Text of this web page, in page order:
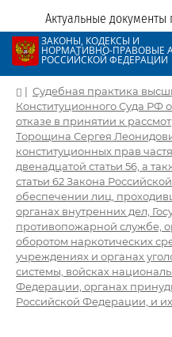
Актуальные документы
ЗАКОНЫ, КОДЕКСЫ И
НОРМАТИВНО-ПРАВОВЫЕ
РОССИЙСКОЙ ФЕДЕРАЦИИ
| Судебная практика
Конституционного Суда РФ
отказе в принятии к
Торощина Сергея
конституционных прав
двенадцатой статьи 56, а
статьи 62 Закона
обеспечении лиц,
органах внутренних дел,
противопожарной службе,
оборотом наркотических
учреждениях и органах
системы, войсках
Федерации, органах
Российской Федерации, и